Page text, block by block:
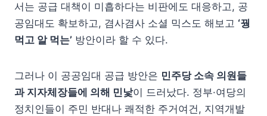
서는 공급 대책이 미흡하다는 비판에도 대응하고, 공
공임대도 확보하고, 겸사겸사 소셜 믹스도 해보고 ‘꿩
먹고 알 먹는’ 방안이라 할 수 있다.
그러나 이 공공임대 공급 방안은 민주당 소속 의원들
과 지자체장들에 의해 민낯이 드러났다. 정부·여당의
정치인들이 주민 반대나 쾌적한 주거여건, 지역개발